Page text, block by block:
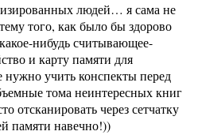
людей… я сама не
того, как было бы здорово
нибудь считывающее-
и карту памяти для
нужно учить конспекты перед
тома неинтересных книг
отсканировать через сетчатку
памяти навечно!))